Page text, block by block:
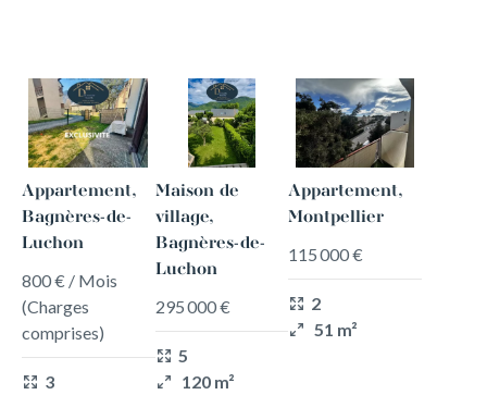
Appartement,
Bagnères-de-
Luchon
800 € / Mois
(Charges
comprises)
3
Maison de
village,
Bagnères-de-
Luchon
295 000 €
5
120 m²
Appartement,
Montpellier
115 000 €
2
51 m²